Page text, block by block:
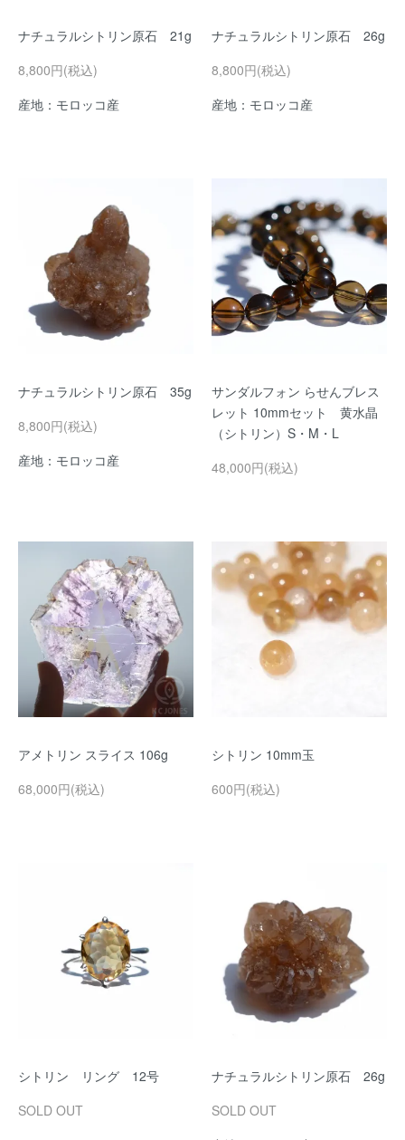
ナチュラルシトリン原石 21g
8,800円(税込)
産地：モロッコ産
ナチュラルシトリン原石 26g
8,800円(税込)
産地：モロッコ産
ナチュラルシトリン原石 35g
8,800円(税込)
産地：モロッコ産
サンダルフォン らせんブレス
レット 10mmセット 黄水晶
（シトリン）S・M・L
48,000円(税込)
アメトリン スライス 106g
68,000円(税込)
シトリン 10mm玉
600円(税込)
シトリン リング 12号
SOLD OUT
ナチュラルシトリン原石 26g
SOLD OUT